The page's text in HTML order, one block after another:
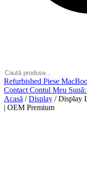
Refurbished Piese
Contact Contul Meu
Acasă / Display / Display
| OEM Premium